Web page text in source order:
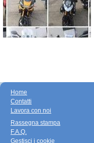
Home
Contatti
Lavora con noi
Rassegna stampa
F.A.Q.
Gestisci i cookie